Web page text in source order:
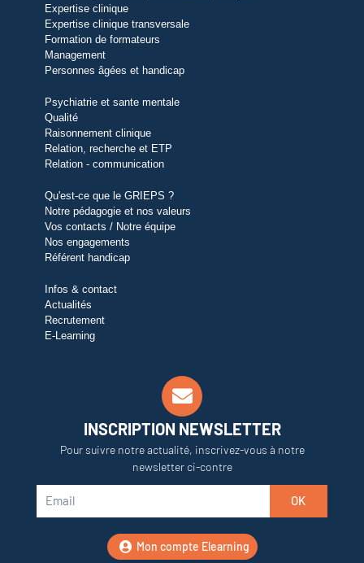
Expertise clinique
Expertise clinique transversale
Formation de formateurs
Management
Personnes âgées et handicap
Psychiatrie et sante mentale
Qualité
Raisonnement clinique
Relation, recherche et ETP
Relation - communication
Qu'est-ce que le GRIEPS ?
Notre pédagogie et nos valeurs
Vos contacts / Notre équipe
Nos engagements
Référent handicap
Infos & contact
Actualités
Recrutement
E-Learning
INSCRIPTION NEWSLETTER
Pour suivre notre actualité, inscrivez-vous à notre
newsletter ci-contre
OK
Mon compte Elearning